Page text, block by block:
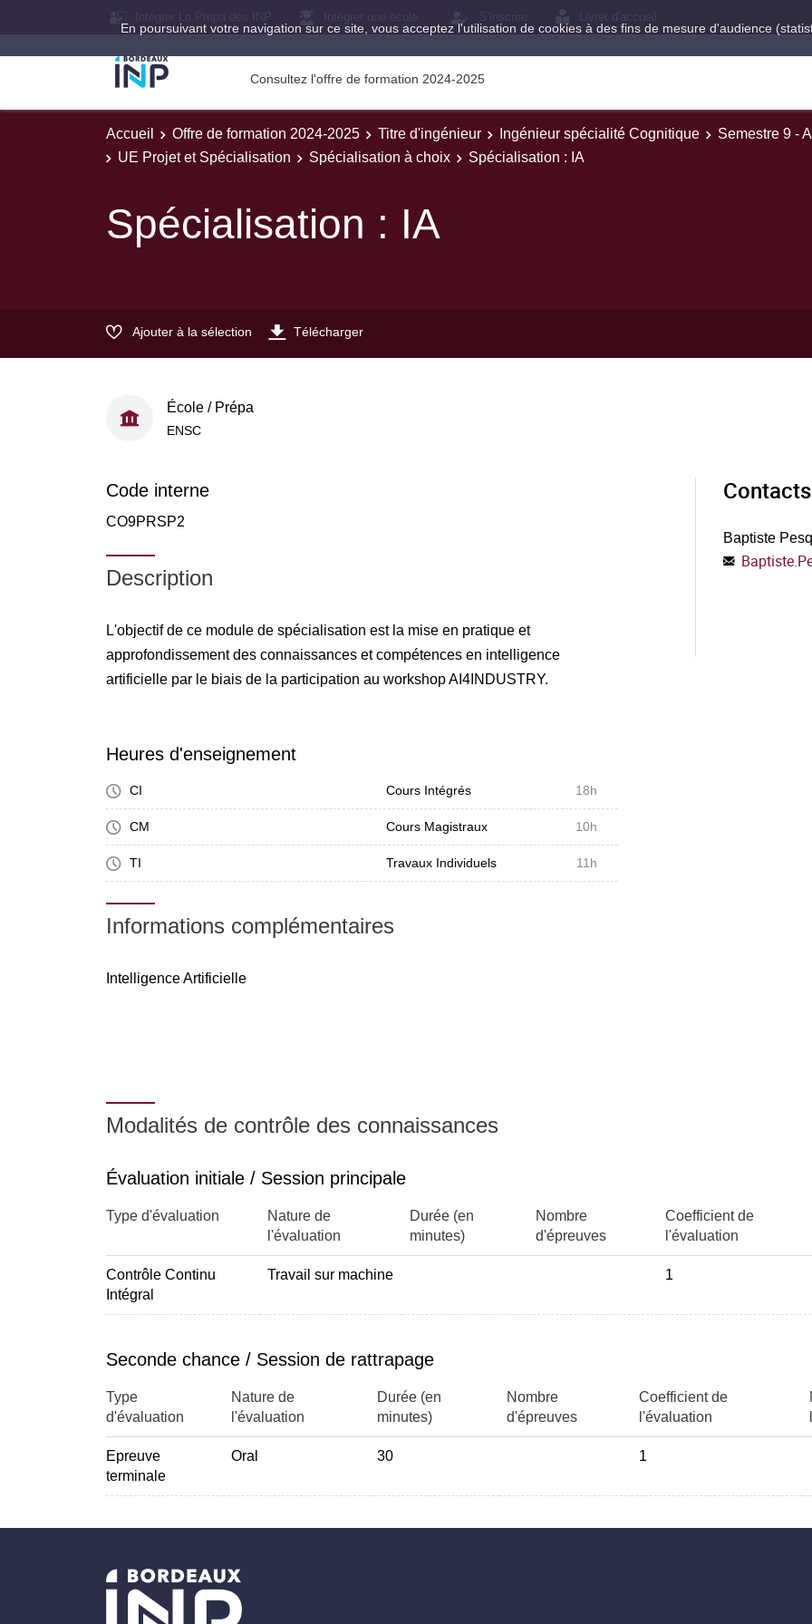
En poursuivant votre navigation sur ce site, vous acceptez l'utilisation de cookies à des fins de mesure d'audience
Intégrer La Prépa des INP Intégrer une école S'inscrire Livret d'accueil
Consultez l'offre de formation 2024-2025
Accueil Offre de formation 2024-2025 Titre d'ingénieur Ingénieur spécialité Cognitique
Semestre 9 -
UE Projet et Spécialisation
Spécialisation à choix Spécialisation : IA
Spécialisation : IA
Ajouter à la sélection Télécharger
École / Prépa
ENSC
Code interne
CO9PRSP2
Description
L'objectif de ce module de spécialisation est la mise en pratique et
approfondissement des connaissances et compétences en intelligence
artificielle par le biais de la participation au workshop AI4INDUSTRY.
Heures d'enseignement
CI Cours Intégrés 18h
CM Cours Magistraux 10h
TI Travaux Individuels 11h
Informations complémentaires
Intelligence Artificielle
Contacts
Baptiste
Modalités de contrôle des connaissances
Évaluation initiale / Session principale
Type d'évaluation
Nature de
l'évaluation
Durée (en
minutes)
Nombre
d'épreuves
Coefficient de
l'évaluation
Contrôle Continu
Intégral
Travail sur machine 1
Seconde chance / Session de rattrapage
Type
d'évaluation
Nature de
l'évaluation
Durée (en
minutes)
Nombre
d'épreuves
Coefficient de
l'évaluation
Epreuve
terminale
Oral 30 1